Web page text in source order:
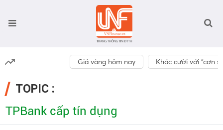
Giá vàng hôm nay Khóc cười với “cơn
TOPIC :
TPBank cấp tín dụng